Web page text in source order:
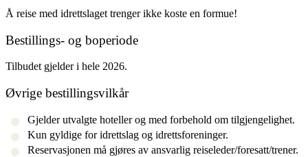
Å reise med idrettslaget trenger ikke koste en formue!
Bestillings- og boperiode
Tilbudet gjelder i hele 2026.
Øvrige bestillingsvilkår
Gjelder utvalgte hoteller og med forbehold om tilgjengelighet.
Kun gyldige for idrettslag og idrettsforeninger.
Reservasjonen må gjøres av ansvarlig reiseleder/foresatt/trener.